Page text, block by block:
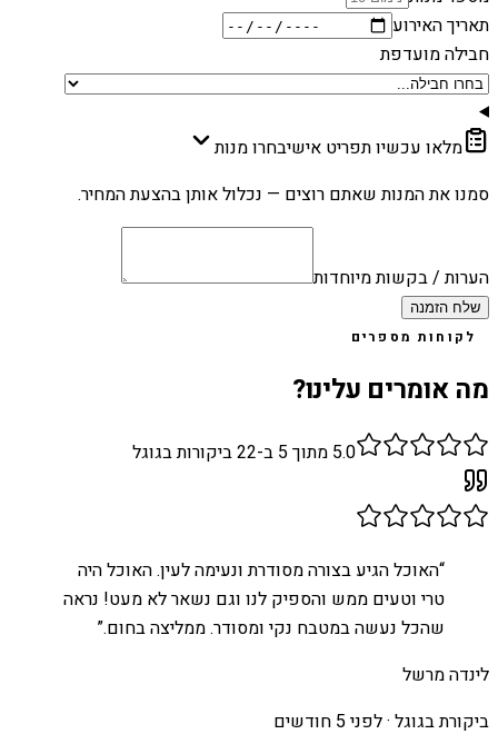
תאריך האירוע
חבילה מועדפת
מלאו עכשיו תפריט אישיבחרו מנות
סמנו את המנות שאתם רוצים — נכלול אותן בהצעת המחיר.
הערות / בקשות מיוחדות
שלח הזמנה
לקוחות מספרים
מה אומרים עלינו?
5.0 מתוך 5 ב- 22ביקורות בגוגל
“האוכל הגיע בצורה מסודרת ונעימה לעין. האוכל היה
טרי וטעים ממש והספיק לנו וגם נשאר לא מעט! נראה
שהכל נעשה במטבח נקי ומסודר. ממליצה בחום.”
לינדה מרשל
ביקורת בגוגל ·לפני 5 חודשים